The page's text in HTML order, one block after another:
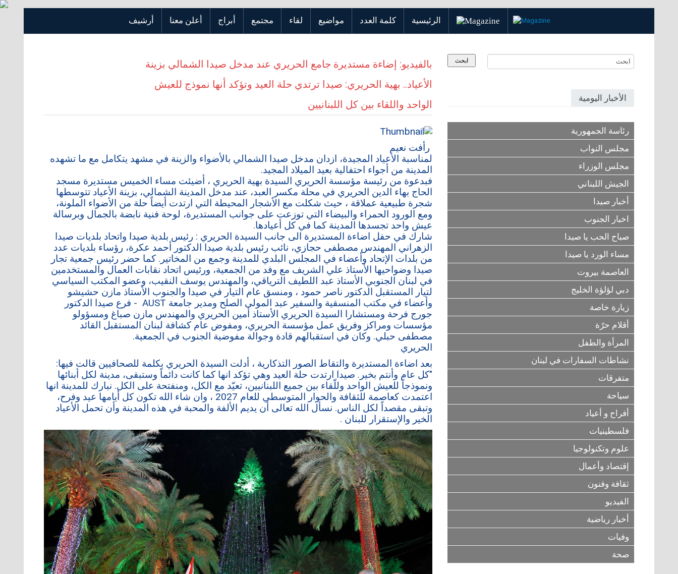
الرئيسية كلمة العدد مواضيع لقاء مجتمع أبراج أعلن معنا أرشيف
بالفيديو: إضاءة مستديرة جامع الحريري عند مدخل صيدا الشمالي بزينة
الأعياد.. بهية الحريري: صيدا ترتدي حلة العيد وتؤكد أنها نموذج للعيش
الواحد واللقاء بين كل اللبنانيين
رأفت نعيم
لمناسبة الأعياد المجيدة، ازدان مدخل صيدا الشمالي بالأضواء والزينة في مشهد يتكامل مع ما تشهده
المدينة من أجواء احتفالية بعيد الميلاد المجيد.
فبدعوة من رئيسة مؤسسة الحريري السيدة بهية الحريري ، أضيئت مساء الخميس مستديرة مسجد
الحاج بهاء الدين الحريري في محلة مكسر العبد، عند مدخل المدينة الشمالي، بزينة الأعياد تتوسطها
شجرة طبيعية عملاقة ، حيث شكلت مع الأشجار المحيطة التي ارتدت أيضاً حلة من الأضواء الملونة،
ومع الورود الحمراء والبيضاء التي توزعت على جوانب المستديرة، لوحة فنية نابضة بالجمال وبرسالة
عيش واحد تجسدها المدينة كما في كل أعيادها.
شارك في حفل اضاءة المستديرة الى جانب السيدة الحريري : رئيس بلدية صيدا واتحاد بلديات صيدا
الزهراني المهندس مصطفى حجازي، نائب رئيس بلدية صيدا الدكتور أحمد عكرة، رؤساء بلديات عدد
من بلدات الإتحاد وأعضاء في المجلس البلدي للمدينة وجمع من المخاتير. كما حضر رئيس جمعية تجار
صيدا وضواحيها الأستاذ علي الشريف مع وفد من الجمعية، ورئيس اتحاد نقابات العمال والمستخدمين
في لبنان الجنوبي الأستاذ عبد اللطيف الترياقي، والمهندس يوسف النقيب، وعضو المكتب السياسي
لتيار المستقبل الدكتور ناصر حمود ، ومنسق عام التيار في صيدا والجنوب الأستاذ مازن حشيشو
وأعضاء في مكتب المنسقية والسفير عبد المولى الصلح ومدير جامعة AUST - فرع صيدا الدكتور
جورج فرحة ومستشارا السيدة الحريري الأستاذ أمين الحريري والمهندس مازن صباغ ومسؤولو
مؤسسات ومراكز وفريق عمل مؤسسة الحريري، ومفوض عام كشافة لبنان المستقبل القائد
مصطفى حبلي. وكان في استقبالهم قادة وجوالة مفوضية الجنوب في الجمعية.
الحريري
بعد اضاءة المستديرة والتقاط الصور التذكارية ، أدلت السيدة الحريري بكلمة للصحافيين قالت فيها:
"كل عام وأنتم بخير. صيدا ارتدت حلة العيد وهي تؤكد انها كما كانت دائماً وستبقى، مدينة لكل أبنائها
ونموذجاً للعيش الواحد وللّقاء بين جميع اللبنانيين، تعيّد مع الكل، ومنفتحة على الكل. نبارك للمدينة انها
اعتمدت كعاصمة للثقافة والحوار المتوسطي للعام 2027 ، وان شاء الله تكون كل أيامها عيد وفرح،
وتبقى مقصداً لكل الناس. نسأل الله تعالى أن يديم الألفة والمحبة في هذه المدينة وأن تحمل الأعياد
الخير والإستقرار للبنان .
الأخبار اليومية
رئاسة الجمهورية
مجلس النواب
مجلس الوزراء
الجيش اللبناني
أخبار صيدا
اخبار الجنوب
صباح الحب يا صيدا
مساء الورد يا صيدا
العاصمة بيروت
دبي لؤلؤة الخليج
زيارة خاصة
أقلام حرّة
المرأة والطفل
نشاطات السفارات في لبنان
متفرقات
سياحة
أفراح و أعياد
فلسطينيات
علوم وتكنولوجيا
إقتصاد وأعمال
ثقافة وفنون
الفيديو
أخبار رياضية
وفيات
صحة